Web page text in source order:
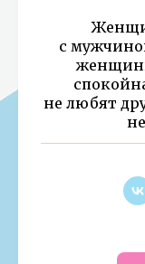
с
не любят